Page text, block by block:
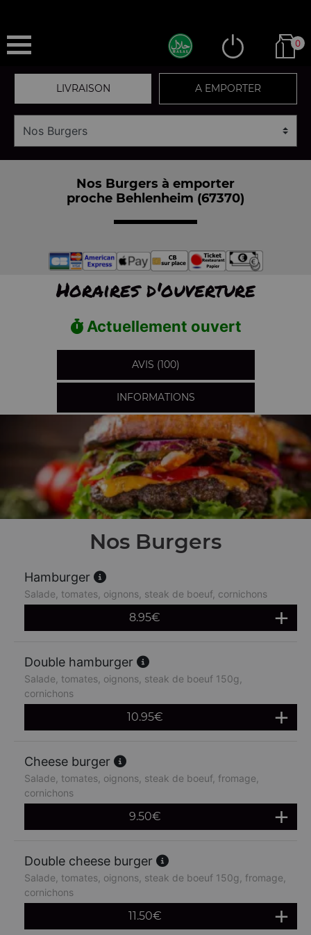
0
LIVRAISON A EMPORTER
Nos Burgers à emporter
proche Behlenheim (67370)
Horaires d'ouverture
Actuellement ouvert
AVIS (100)
INFORMATIONS
Nos Burgers
Hamburger
Salade, tomates, oignons, steak de boeuf, cornichons
8.95€
Double hamburger
Salade, tomates, oignons, steak de boeuf 150g,
cornichons
10.95€
Cheese burger
Salade, tomates, oignons, steak de boeuf, fromage,
cornichons
9.50€
Double cheese burger
Salade, tomates, oignons, steak de boeuf 150g, fromage,
cornichons
11.50€